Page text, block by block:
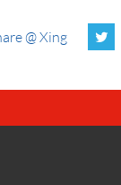
@ Xing